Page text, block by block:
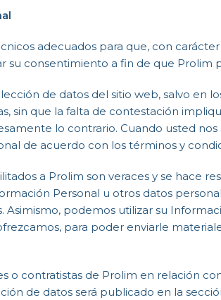
adecuados para que, con
consentimiento a fin de que
de datos del sitio web, salvo en
sin que la falta de contestación
lo contrario. Cuando usted
de acuerdo con los términos y
a Prolim son veraces y se hace
Personal u otros datos
podemos utilizar su
para poder enviarle
o contratistas de Prolim en relación
de datos será publicado en la